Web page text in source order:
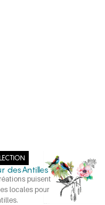
desAntilles
puisent
locales pour